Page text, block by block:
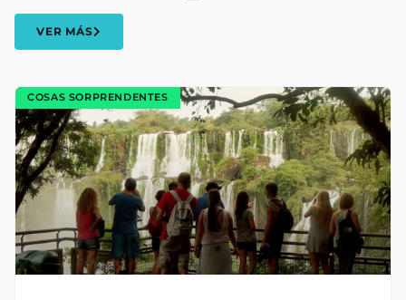
VER MÁS
COSAS SORPRENDENTES